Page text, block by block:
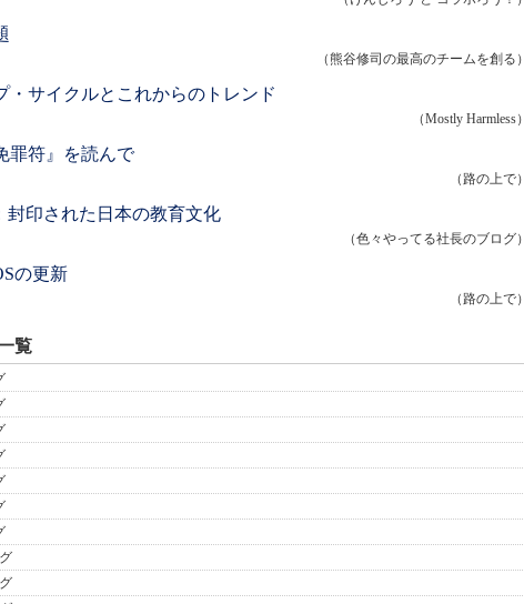
（熊谷修司の最高のチームを創る）
・サイクルとこれからのトレンド
（Mostly Harmless）
罪符』を読んで
（路の上で）
印された日本の教育文化
（色々やってる社長のブログ）
の更新
（路の上で）
覧